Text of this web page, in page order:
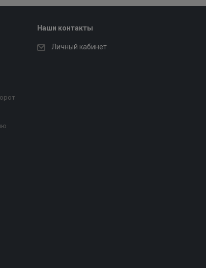
Наши контакты
Личный кабинет